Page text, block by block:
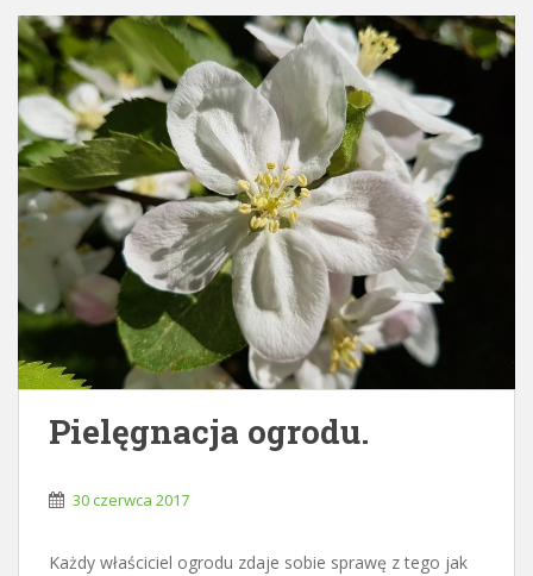
Pielęgnacja ogrodu.
30 czerwca 2017
Każdy właściciel ogrodu zdaje sobie sprawę z tego jak